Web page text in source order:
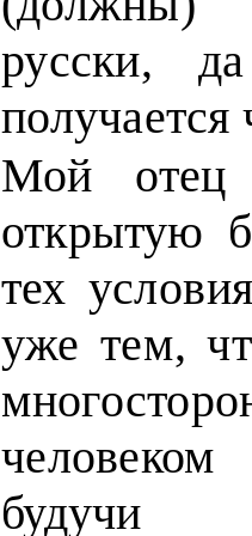
русски,
получается
Мой отец
открытую
тех у
уже тем,
мн